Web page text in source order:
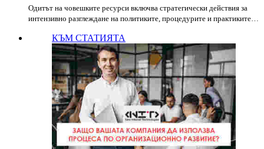
Одитът на човешките ресурси включва стратегически действия за
интензивно разглеждане на политиките, процедурите и практиките…
КЪМ СТАТИЯТА